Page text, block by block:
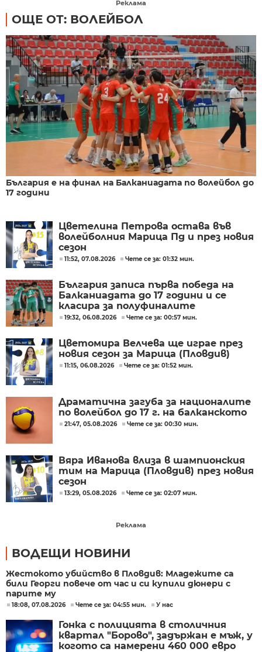
Реклама
ОЩЕ ОТ: ВОЛЕЙБОЛ
България е на финал на Балканиадата по волейбол до
17 години
Цветелина Петрова остава във
волейболния Марица Пд и през новия
сезон
11:52, 07.08.2026 Чете се за: 01:32 мин.
България записа първа победа на
Балканиадата до 17 години и се
класира за полуфиналите
19:32, 06.08.2026 Чете се за: 00:57 мин.
Цветомира Велчева ще играе през
новия сезон за Марица (Пловдив)
11:15, 06.08.2026 Чете се за: 01:52 мин.
Драматична загуба за националите
по волейбол до 17 г. на балканското
21:47, 05.08.2026 Чете се за: 00:30 мин.
Вяра Иванова влиза в шампионския
тим на Марица (Пловдив) през новия
сезон
13:29, 05.08.2026 Чете се за: 02:07 мин.
Реклама
ВОДЕЩИ НОВИНИ
Жестокото убийство в Пловдив: Младежите са
били Георги повече от час и си купили дюнери с
парите му
18:08, 07.08.2026 Чете се за: 04:55 мин. У нас
Гонка с полицията в столичния
квартал "Борово", задържан е мъж, у
когото са намерени 460 000 евро